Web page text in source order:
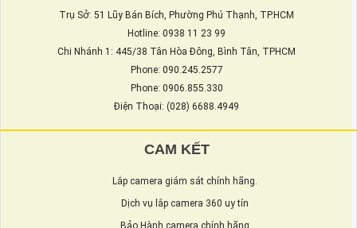
Trụ Sở: 51 Lũy Bán Bích, Phường Phú Thạnh, TP.HCM
Hotline: 0938 11 23 99
Chi Nhánh 1: 445/38 Tân Hòa Đông, Bình Tân, TPHCM
Phone: 090.245.2577
Phone: 0906.855.330
Điện Thoại: (028) 6688.4949
CAM KẾT
Lắp camera giám sát chính hãng.
Dịch vụ lắp camera 360 uy tín